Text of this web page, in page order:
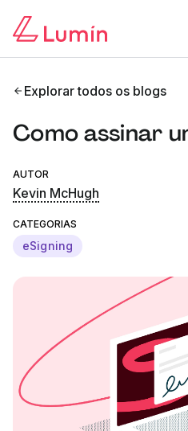
Explorar todos os blogs
Como assinar
AUTOR
Kevin McHugh
CATEGORIAS
eSigning